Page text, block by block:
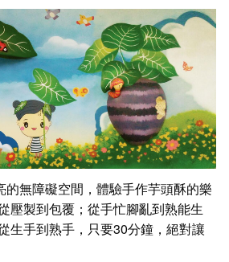
無障礙空間，體驗手作芋頭酥的樂
壓製到包覆；從手忙腳亂到熟能生
生手到熟手，只要30分鐘，絕對讓